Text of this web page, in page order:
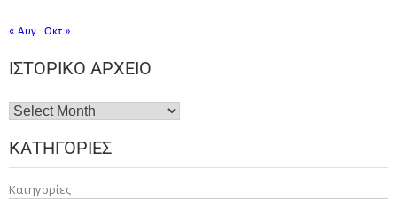
« Αυγ Οκτ »
ΙΣΤΟΡΙΚΌ ΑΡΧΕΊΟ
ΚΑΤΗΓΟΡΊΕΣ
Κατηγορίες